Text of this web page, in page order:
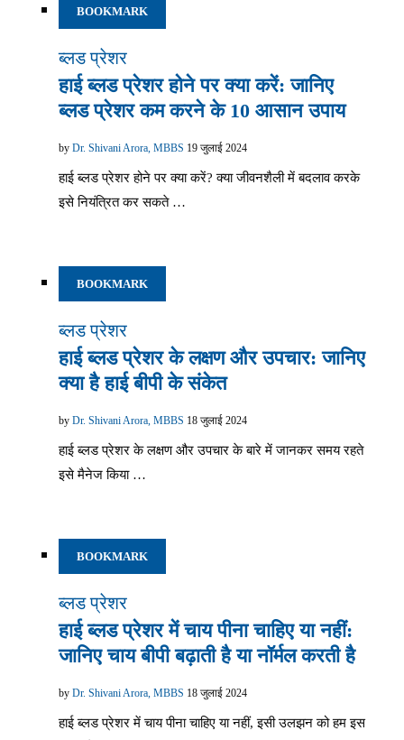
BOOKMARK
ब्लड प्रेशर
हाई ब्लड प्रेशर होने पर क्या करें: जानिए
ब्लड प्रेशर कम करने के 10 आसान उपाय
by Dr. Shivani Arora, MBBS 19 जुलाई 2024
हाई ब्लड प्रेशर होने पर क्या करें? क्या जीवनशैली में बदलाव करके
इसे नियंत्रित कर सकते …
BOOKMARK
ब्लड प्रेशर
हाई ब्लड प्रेशर के लक्षण और उपचार: जानिए
क्या है हाई बीपी के संकेत
by Dr. Shivani Arora, MBBS 18 जुलाई 2024
हाई ब्लड प्रेशर के लक्षण और उपचार के बारे में जानकर समय रहते
इसे मैनेज किया …
BOOKMARK
ब्लड प्रेशर
हाई ब्लड प्रेशर में चाय पीना चाहिए या नहीं:
जानिए चाय बीपी बढ़ाती है या नॉर्मल करती है
by Dr. Shivani Arora, MBBS 18 जुलाई 2024
हाई ब्लड प्रेशर में चाय पीना चाहिए या नहीं, इसी उलझन को हम इस